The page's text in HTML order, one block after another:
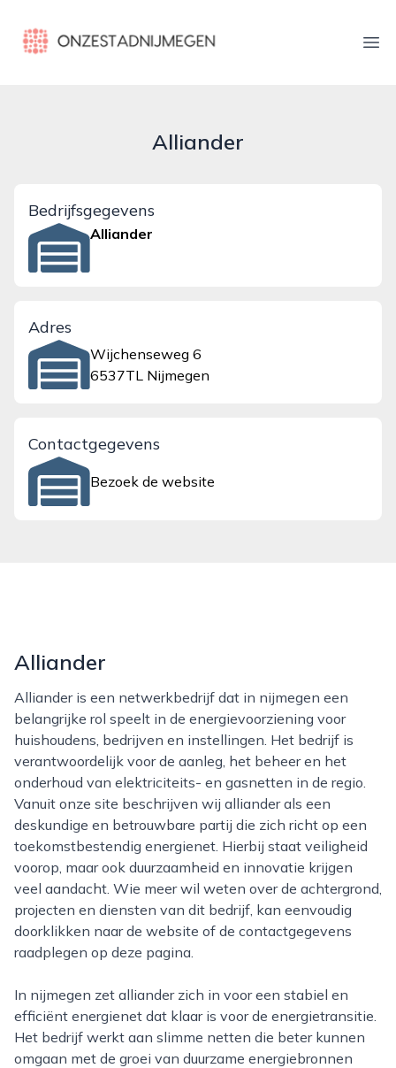
onzestadnijmegen.nl
Alliander
Bedrijfsgegevens
Alliander
Adres
Wijchenseweg 6
6537TL Nijmegen
Contactgegevens
Bezoek de website
Alliander
Alliander is een netwerkbedrijf dat in nijmegen een
belangrijke rol speelt in de energievoorziening voor
huishoudens, bedrijven en instellingen. Het bedrijf is
verantwoordelijk voor de aanleg, het beheer en het
onderhoud van elektriciteits- en gasnetten in de regio.
Vanuit onze site beschrijven wij alliander als een
deskundige en betrouwbare partij die zich richt op een
toekomstbestendig energienet. Hierbij staat veiligheid
voorop, maar ook duurzaamheid en innovatie krijgen
veel aandacht. Wie meer wil weten over de achtergrond,
projecten en diensten van dit bedrijf, kan eenvoudig
doorklikken naar de website of de contactgegevens
raadplegen op deze pagina.
In nijmegen zet alliander zich in voor een stabiel en
efficiënt energienet dat klaar is voor de energietransitie.
Het bedrijf werkt aan slimme netten die beter kunnen
omgaan met de groei van duurzame energiebronnen